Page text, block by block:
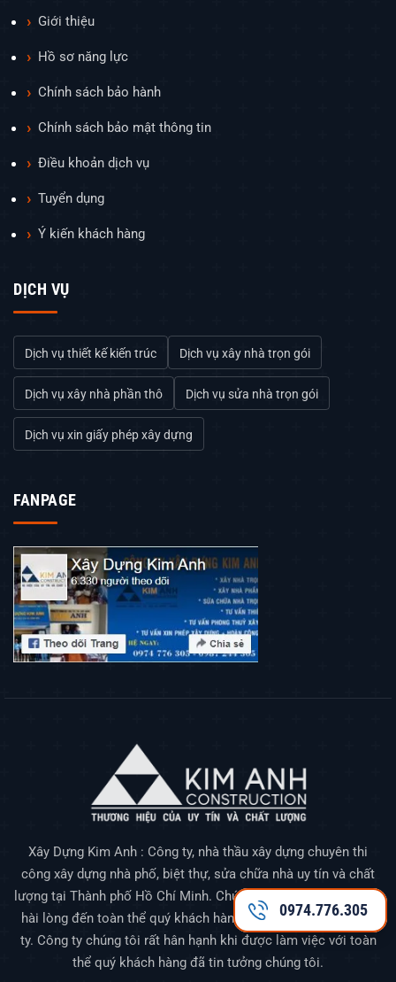
Giới thiệu
Hồ sơ năng lực
Chính sách bảo hành
Chính sách bảo mật thông tin
Điều khoản dịch vụ
Tuyển dụng
Ý kiến khách hàng
DỊCH VỤ
Dịch vụ thiết kế kiến trúc Dịch vụ xây nhà trọn gói
Dịch vụ xây nhà phần thô Dịch vụ sửa nhà trọn gói
Dịch vụ xin giấy phép xây dựng
FANPAGE
Xây Dựng Kim Anh : Công ty, nhà thầu xây dựng chuyên thi
công xây dựng nhà phố, biệt thự, sửa chữa nhà uy tín và chất
lượng tại Thành phố Hồ Chí Minh. Chúng tôi luôn mang đến sự
hài lòng đến toàn thể quý khách hàng đã tin tưởng đến công
ty. Công ty chúng tôi rất hân hạnh khi được làm việc với toàn
thể quý khách hàng đã tin tưởng chúng tôi.
0974.776.305